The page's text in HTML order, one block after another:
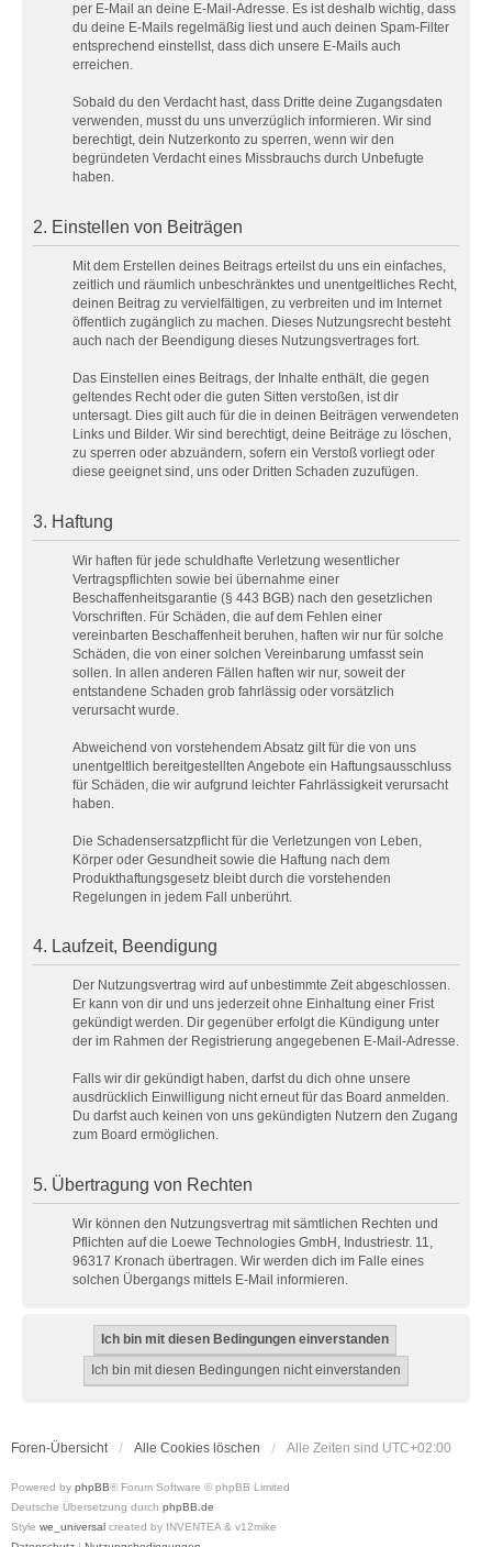
per E-Mail an deine E-Mail-Adresse. Es ist deshalb wichtig, dass
du deine E-Mails regelmäßig liest und auch deinen Spam-Filter
entsprechend einstellst, dass dich unsere E-Mails auch
erreichen.
Sobald du den Verdacht hast, dass Dritte deine Zugangsdaten
verwenden, musst du uns unverzüglich informieren. Wir sind
berechtigt, dein Nutzerkonto zu sperren, wenn wir den
begründeten Verdacht eines Missbrauchs durch Unbefugte
haben.
2. Einstellen von Beiträgen
Mit dem Erstellen deines Beitrags erteilst du uns ein einfaches,
zeitlich und räumlich unbeschränktes und unentgeltliches Recht,
deinen Beitrag zu vervielfältigen, zu verbreiten und im Internet
öffentlich zugänglich zu machen. Dieses Nutzungsrecht besteht
auch nach der Beendigung dieses Nutzungsvertrages fort.
Das Einstellen eines Beitrags, der Inhalte enthält, die gegen
geltendes Recht oder die guten Sitten verstoßen, ist dir
untersagt. Dies gilt auch für die in deinen Beiträgen verwendeten
Links und Bilder. Wir sind berechtigt, deine Beiträge zu löschen,
zu sperren oder abzuändern, sofern ein Verstoß vorliegt oder
diese geeignet sind, uns oder Dritten Schaden zuzufügen.
3. Haftung
Wir haften für jede schuldhafte Verletzung wesentlicher
Vertragspflichten sowie bei übernahme einer
Beschaffenheitsgarantie (§ 443 BGB) nach den gesetzlichen
Vorschriften. Für Schäden, die auf dem Fehlen einer
vereinbarten Beschaffenheit beruhen, haften wir nur für solche
Schäden, die von einer solchen Vereinbarung umfasst sein
sollen. In allen anderen Fällen haften wir nur, soweit der
entstandene Schaden grob fahrlässig oder vorsätzlich
verursacht wurde.
Abweichend von vorstehendem Absatz gilt für die von uns
unentgeltlich bereitgestellten Angebote ein Haftungsausschluss
für Schäden, die wir aufgrund leichter Fahrlässigkeit verursacht
haben.
Die Schadensersatzpflicht für die Verletzungen von Leben,
Körper oder Gesundheit sowie die Haftung nach dem
Produkthaftungsgesetz bleibt durch die vorstehenden
Regelungen in jedem Fall unberührt.
4. Laufzeit, Beendigung
Der Nutzungsvertrag wird auf unbestimmte Zeit abgeschlossen.
Er kann von dir und uns jederzeit ohne Einhaltung einer Frist
gekündigt werden. Dir gegenüber erfolgt die Kündigung unter
der im Rahmen der Registrierung angegebenen E-Mail-Adresse.
Falls wir dir gekündigt haben, darfst du dich ohne unsere
ausdrücklich Einwilligung nicht erneut für das Board anmelden.
Du darfst auch keinen von uns gekündigten Nutzern den Zugang
zum Board ermöglichen.
5. Übertragung von Rechten
Wir können den Nutzungsvertrag mit sämtlichen Rechten und
Pflichten auf die Loewe Technologies GmbH, Industriestr. 11,
96317 Kronach übertragen. Wir werden dich im Falle eines
solchen Übergangs mittels E-Mail informieren.
Foren-Übersicht Alle Cookies löschen Alle Zeiten sind UTC+02:00
Powered by phpBB® Forum Software © phpBB Limited
Deutsche Übersetzung durch phpBB.de
Style we_universal created by INVENTEA & v12mike